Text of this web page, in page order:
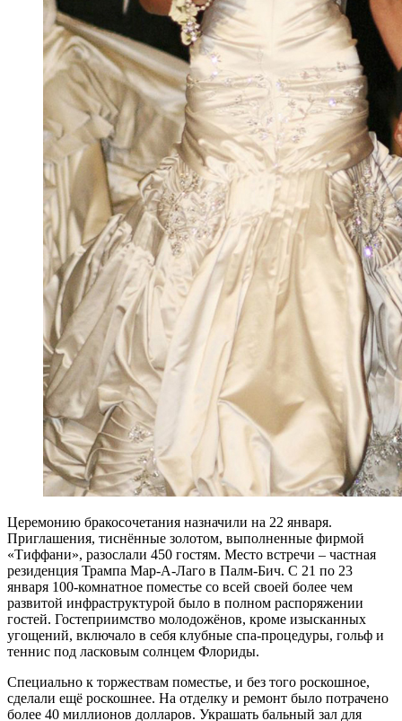
Церемонию бракосочетания назначили на 22 января.
Приглашения, тиснённые золотом, выполненные фирмой
«Тиффани», разослали 450 гостям. Место встречи – частная
резиденция Трампа Мар-А-Лаго в Палм-Бич. С 21 по 23
января 100-комнатное поместье со всей своей более чем
развитой инфраструктурой было в полном распоряжении
гостей. Гостеприимство молодожёнов, кроме изысканных
угощений, включало в себя клубные спа-процедуры, гольф и
теннис под ласковым солнцем Флориды.
Специально к торжествам поместье, и без того роскошное,
сделали ещё роскошнее. На отделку и ремонт было потрачено
более 40 миллионов долларов. Украшать бальный зал для